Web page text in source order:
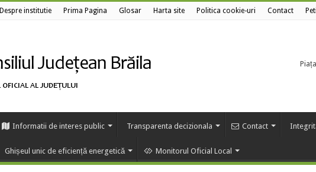
Despre institutie Prima Pagina Glosar Harta site Politica cookie-uri Contact
Informatii de interes public Transparenta decizionala Contact
Ghișeul unic de eficiență energetică Monitorul Oficial Local